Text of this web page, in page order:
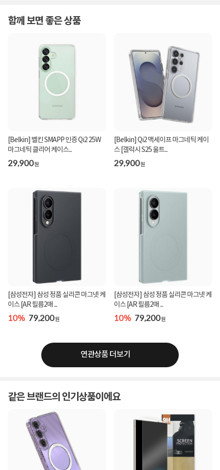
함께 보면 좋은 상품
[Belkin] 벨킨 SMAPP 인증 Qi2 25W
마그네틱 클리어 케이스...
29,900원
[Belkin] Qi2 맥세이프 마그네틱 케이
스 [갤럭시 S25 울트...
29,900원
[삼성전자] 삼성 정품 실리콘 마그넷 케
이스 [AR 필름2매 ...
10% 79,200원
[삼성전자] 삼성 정품 실리콘 마그넷 케
이스 [AR 필름2매 ...
10% 79,200원
연관상품 더보기
같은 브랜드의 인기상품이에요